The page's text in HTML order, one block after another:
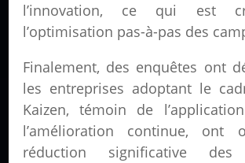
l’innovation, ce qui est
l’optimisation pas-à-pas des
Finalement, des enquêtes ont
les entreprises adoptant le
Kaizen, témoin de
l’amélioration continue, ont
réduction significative